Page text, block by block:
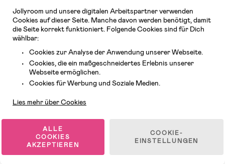
Avent, Jack Wolfskin, Cybex, LEGO und vielen mehr. Schau Dich um in
unserer vielfältigen Online-Boutique für Kinder & Babys. Willkommen!
© 2026 Jollyroom GmbH. Alle Rechte vorbehalten.
Jollyroom und unsere digitalen Arbeitspartner verwenden
Cookies auf dieser Seite. Manche davon werden benötigt, damit
die Seite korrekt funktioniert. Folgende Cookies sind für Dich
wählbar:
Cookies zur Analyse der Anwendung unserer Webseite.
Cookies, die ein maßgeschneidertes Erlebnis unserer
Webseite ermöglichen.
Cookies für Werbung und Soziale Medien.
Lies mehr über Cookies
ALLE
COOKIES
AKZEPTIEREN
COOKIE-
EINSTELLUNGEN